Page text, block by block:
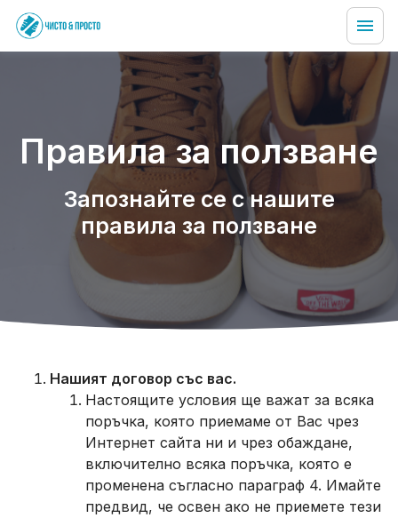
Правила за ползване
Запознайте се с нашите
правила за ползване
Нашият договор със вас.
Настоящите yсловия ще важат за всяка
поръчка, която приемаме от Вас чрез
Интернет сайта ни и чрез обаждане,
включително всяка поръчка, която е
променена съгласно параграф 4. Имайте
предвид, че освен ако не приемете тези